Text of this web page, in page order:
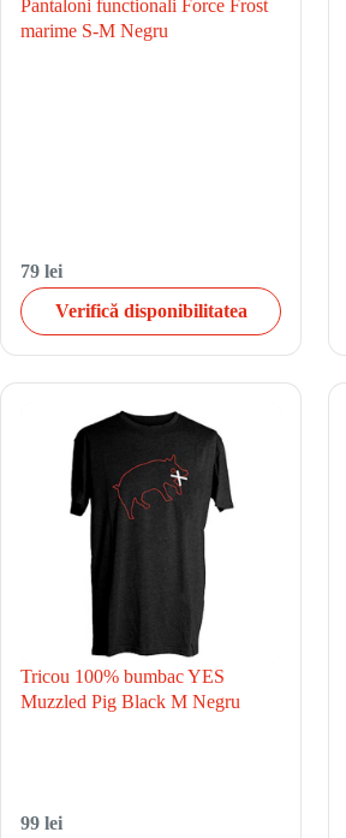
Pantaloni functionali Force Frost
marime S-M Negru
79 lei
Verifică disponibilitatea
Tricou 100% bumbac YES
Muzzled Pig Black M Negru
99 lei